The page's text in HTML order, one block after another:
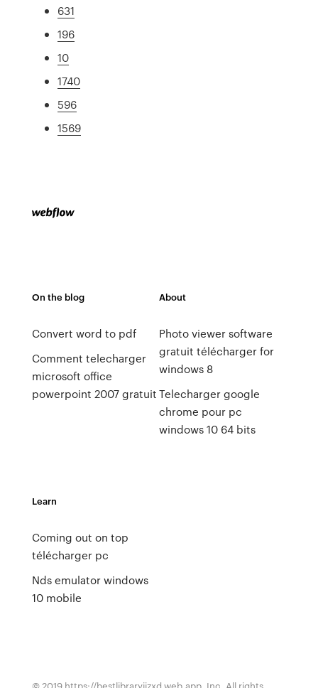
631
196
10
1740
596
1569
On the blog
Convert word to pdf
Comment telecharger
microsoft office
powerpoint 2007 gratuit
About
Photo viewer software
gratuit télécharger for
windows 8
Telecharger google
chrome pour pc
windows 10 64 bits
Learn
Coming out on top
télécharger pc
Nds emulator windows
10 mobile
© 2019 https://bestlibraryjjzxd.web.app, Inc. All rights